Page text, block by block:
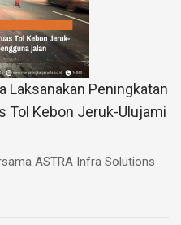
Laksanakan Peningkatan
Tol Kebon Jeruk-Ulujami
ASTRA Infra Solutions